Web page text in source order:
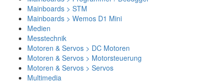
Mainboards > STM
Mainboards > Wemos D1 Mini
Medien
Messtechnik
Motoren & Servos > DC Motoren
Motoren & Servos > Motorsteuerung
Motoren & Servos > Servos
Multimedia